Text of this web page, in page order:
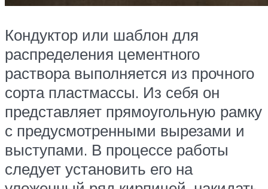
Кондуктор или шаблон для
распределения цементного
раствора выполняется из прочного
сорта пластмассы. Из себя он
представляет прямоугольную рамку
с предусмотренными вырезами и
выступами. В процессе работы
следует установить его на